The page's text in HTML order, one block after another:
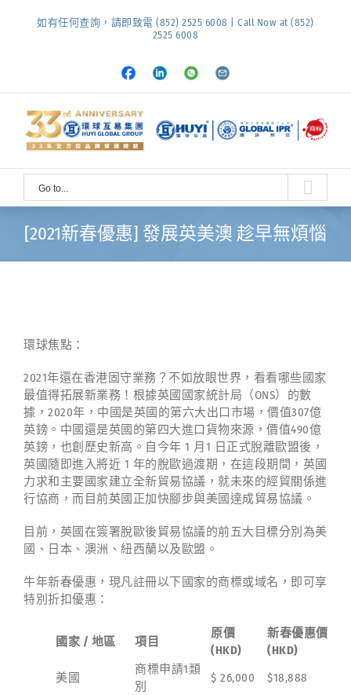
如有任何查詢，請即致電 (852) 2525 6008 | Call Now at (852)
2525 6008
Facebook
LinkedInWhatsapp
Email
Go to...
[2021新春優惠] 發展英美澳 趁早無煩惱
環球焦點：
2021年還在香港固守業務？不如放眼世界，看看哪些國家
最值得拓展新業務！根據英國國家統計局（ONS）的數
據，2020年，中國是英國的第六大出口市場，價值307億
英鎊。中國還是英國的第四大進口貨物來源，價值490億
英鎊，也創歷史新高。自今年 1 月1 日正式脫離歐盟後，
英國隨即進入將近 1 年的脫歐過渡期，在這段期間，英國
力求和主要國家建立全新貿易協議，就未來的經貿關係進
行協商，而目前英國正加快腳步與美國達成貿易協議。
目前，英國在簽署脫歐後貿易協議的前五大目標分別為美
國、日本、澳洲、紐西蘭以及歐盟。
牛年新春優惠，現凡註冊以下國家的商標或域名，即可享
特別折扣優惠：
國家 / 地區 項目
原價
(HKD)
新春優惠價
(HKD)
美國
商標申請1類
別
$ 26,000 $18,888